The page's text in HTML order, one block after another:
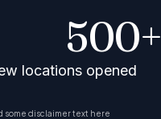
500+
locations opened
some disclaimer text here